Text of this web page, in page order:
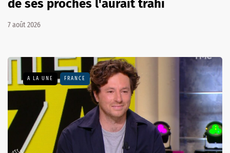
de ses proches l'aurait trahi
7 août 2026
A LA UNE FRANCE